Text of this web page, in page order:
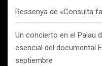
Ressenya de «Consulta
Un concierto en el Palau
esencial del documental
septiembre